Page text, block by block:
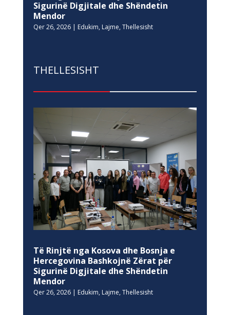
Sigurinë Digjitale dhe Shëndetin
Mendor
Qer 26, 2026| Edukim, Lajme, Thellesisht
THELLESISHT
Të Rinjtë nga Kosova dhe Bosnja e
Hercegovina Bashkojnë Zërat për
Sigurinë Digjitale dhe Shëndetin
Mendor
Qer 26, 2026| Edukim, Lajme, Thellesisht